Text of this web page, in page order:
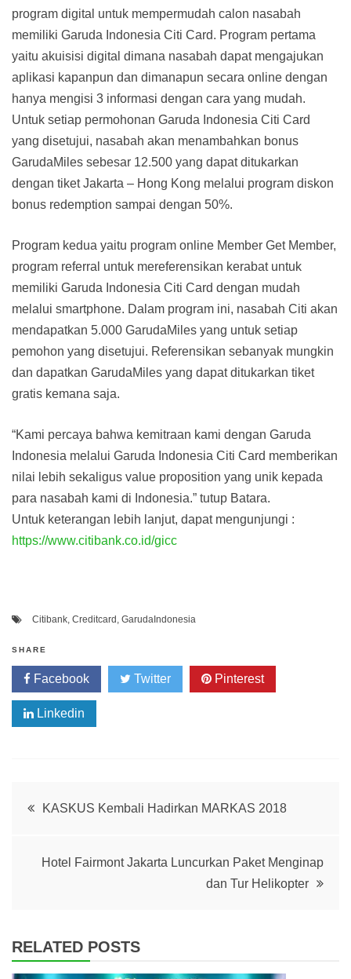
program digital untuk mempermudah calon nasabah
memiliki Garuda Indonesia Citi Card. Program pertama
yaitu akuisisi digital dimana nasabah dapat mengajukan
aplikasi kapanpun dan dimanapun secara online dengan
hanya mengisi 3 informasi dengan cara yang mudah.
Untuk setiap permohonan Garuda Indonesia Citi Card
yang disetujui, nasabah akan menambahkan bonus
GarudaMiles sebesar 12.500 yang dapat ditukarkan
dengan tiket Jakarta – Hong Kong melalui program diskon
bonus redemption sampai dengan 50%.
Program kedua yaitu program online Member Get Member,
program referral untuk mereferensikan kerabat untuk
memiliki Garuda Indonesia Citi Card dengan mudah
melalui smartphone. Dalam program ini, nasabah Citi akan
mendapatkan 5.000 GarudaMiles yang untuk setiap
pemohon yang disetujui. Referensikan sebanyak mungkin
dan dapatkan GarudaMiles yang dapat ditukarkan tiket
gratis kemana saja.
“Kami percaya bahwa kemitraan kami dengan Garuda
Indonesia melalui Garuda Indonesia Citi Card memberikan
nilai lebih sekaligus value proposition yang unik kepada
para nasabah kami di Indonesia.” tutup Batara.
Untuk keterangan lebih lanjut, dapat mengunjungi :
https://www.citibank.co.id/gicc
Citibank Creditcard GarudaIndonesia
SHARE
Facebook Twitter Pinterest
Linkedin
PostKASKUS Kembali Hadirkan MARKAS 2018
Hotel Fairmont Jakarta Luncurkan Paket Menginap
dan Tur Helikopter
RELATED POSTS